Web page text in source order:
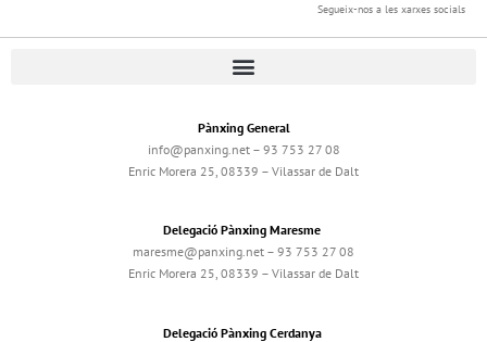
Segueix-nos a les xarxes socials
Pànxing General
info@panxing.net – 93 753 27 08
Enric Morera 25, 08339 – Vilassar de Dalt
Delegació Pànxing Maresme
maresme@panxing.net – 93 753 27 08
Enric Morera 25, 08339 – Vilassar de Dalt
Delegació Pànxing Cerdanya